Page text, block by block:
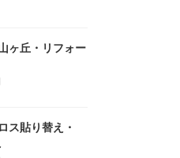
ヶ丘・リフォー
ス貼り替え・